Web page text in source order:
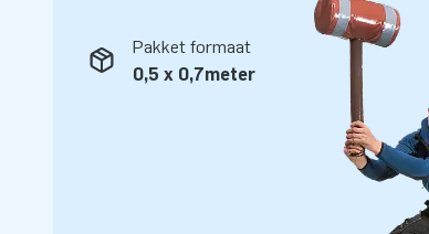
Koop dit verhuurobject voor zeskampen, die
Gegarandeerd een succes!
JB: enthousiasme van 15.000 klanten in
In ruim 15 jaar zorgde JB wereldwijd voor extra
mensen. Ons team (designers, ontwikkelaars en
Pakket formaat
0,5 x 0,7meter